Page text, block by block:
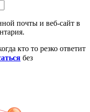
почты и веб-сайт в
кто то резко ответит
без